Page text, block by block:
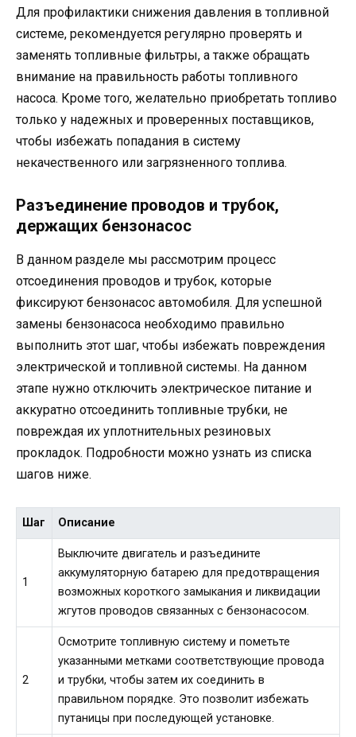
Для профилактики снижения давления в топливной
системе, рекомендуется регулярно проверять и
заменять топливные фильтры, а также обращать
внимание на правильность работы топливного
насоса. Кроме того, желательно приобретать топливо
только у надежных и проверенных поставщиков,
чтобы избежать попадания в систему
некачественного или загрязненного топлива.
Разъединение проводов и трубок,
держащих бензонасос
В данном разделе мы рассмотрим процесс
отсоединения проводов и трубок, которые
фиксируют бензонасос автомобиля. Для успешной
замены бензонасоса необходимо правильно
выполнить этот шаг, чтобы избежать повреждения
электрической и топливной системы. На данном
этапе нужно отключить электрическое питание и
аккуратно отсоединить топливные трубки, не
повреждая их уплотнительных резиновых
прокладок. Подробности можно узнать из списка
шагов ниже.
Шаг Описание
1
Выключите двигатель и разъедините
аккумуляторную батарею для предотвращения
возможных короткого замыкания и ликвидации
жгутов проводов связанных с бензонасосом.
2
Осмотрите топливную систему и пометьте
указанными метками соответствующие провода
и трубки, чтобы затем их соединить в
правильном порядке. Это позволит избежать
путаницы при последующей установке.